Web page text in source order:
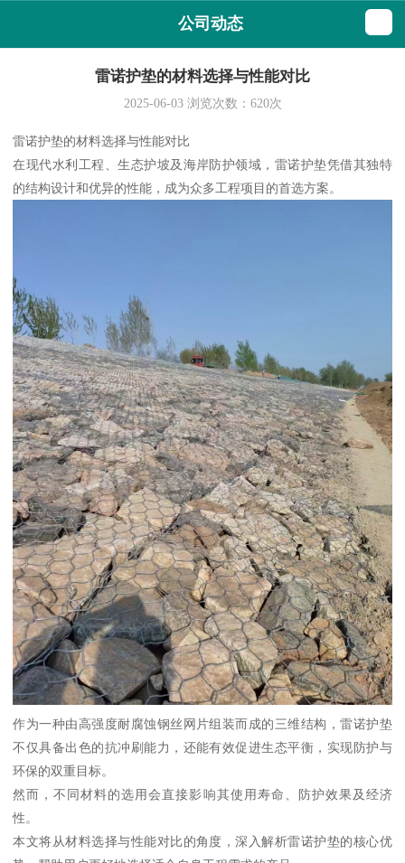
公司动态
雷诺护垫的材料选择与性能对比
2025-06-03浏览次数： 620次
雷诺护垫的材料选择与性能对比
在现代水利工程、生态护坡及海岸防护领域，雷诺护垫凭借其独特
的结构设计和优异的性能，成为众多工程项目的首选方案。
作为一种由高强度耐腐蚀钢丝网片组装而成的三维结构，雷诺护垫
不仅具备出色的抗冲刷能力，还能有效促进生态平衡，实现防护与
环保的双重目标。
然而，不同材料的选用会直接影响其使用寿命、防护效果及经济
性。
本文将从材料选择与性能对比的角度，深入解析雷诺护垫的核心优